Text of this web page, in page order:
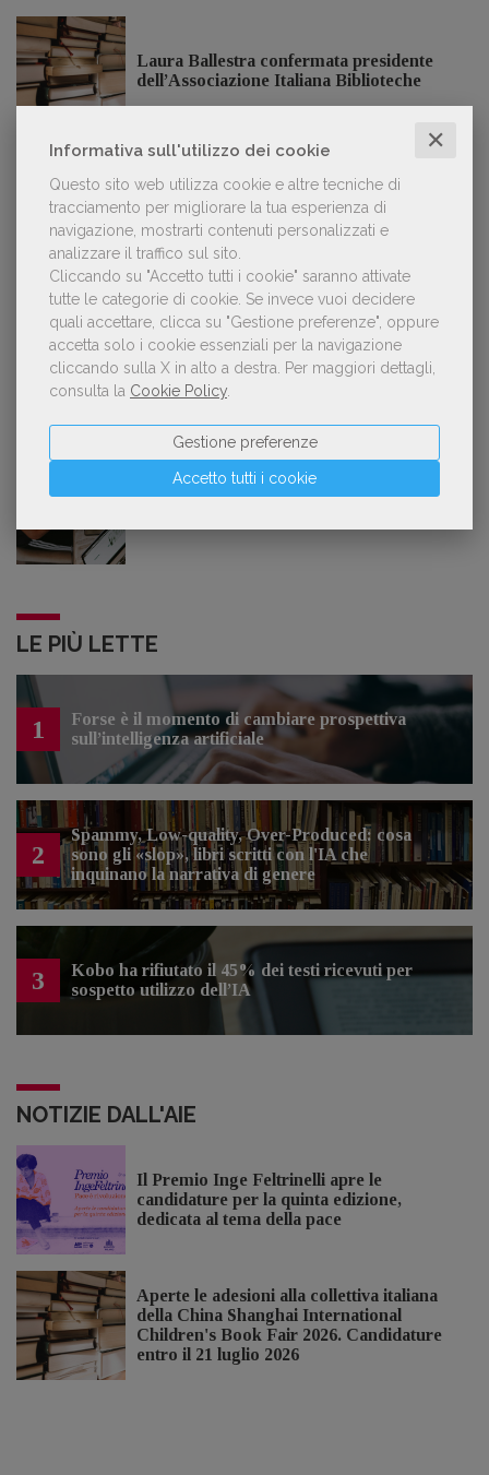
Informativa sull'utilizzo dei cookie ✕
Questo sito web utilizza cookie e altre tecniche di
tracciamento per migliorare la tua esperienza di
navigazione, mostrarti contenuti personalizzati e
analizzare il traffico sul sito.
Cliccando su "Accetto tutti i cookie" saranno attivate
tutte le categorie di cookie. Se invece vuoi decidere
quali accettare, clicca su "Gestione preferenze", oppure
accetta solo i cookie essenziali per la navigazione
cliccando sulla X in alto a destra. Per maggiori dettagli,
consulta la Cookie Policy
Accetto tutti i cookie
Gestione preferenze
Laura Ballestra confermata presidente
dell’Associazione Italiana Biblioteche
GDL TV
Lorenzo Armando (gruppo Piccoli editori
AIE): «Lavoriamo per tutelare chi, anche
su piccola scala, opera con un vero
approccio d'impresa»
OFFERTE DI LAVORO
Lavoro: 7 posizioni aperte e 9 stage in
LE PIÙ LETTE
1
Forse è il momento di cambiare prospettiva
sull’intelligenza artificiale
2
Spammy, Low-quality, Over-Produced: cosa
sono gli «slop», libri scritti con l'IA che
inquinano la narrativa di genere
3
Kobo ha rifiutato il 45% dei testi ricevuti per
sospetto utilizzo dell’IA
NOTIZIE DALL'AIE
Il Premio Inge Feltrinelli apre le
candidature per la quinta edizione,
dedicata al tema della pace
Aperte le adesioni alla collettiva italiana
della China Shanghai International
Children's Book Fair 2026. Candidature
entro il 21 luglio 2026